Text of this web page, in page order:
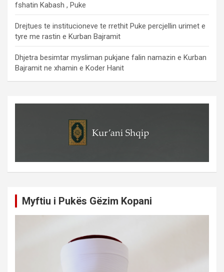
fshatin Kabash , Puke
Drejtues te institucioneve te rrethit Puke percjellin urimet e
tyre me rastin e Kurban Bajramit
Dhjetra besimtar mysliman pukjane falin namazin e Kurban
Bajramit ne xhamin e Koder Hanit
Myftiu i Pukës Gëzim Kopani